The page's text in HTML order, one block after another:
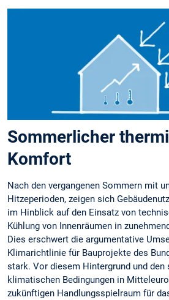
Sommerlicher
Komfort
Nach den vergangenen Sommern mit
Hitzeperioden, zeigen sich
im Hinblick auf den Einsatz von
Kühlung von Innenräumen in
Dies erschwert die argumentative
Klimarichtlinie für Bauprojekte des
stark. Vor diesem Hintergrund und den
klimatischen Bedingungen in
zukünftigen Handlungsspielraum für